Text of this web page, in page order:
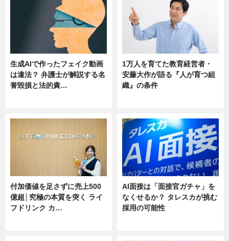
生成AIで作ったフェイク動画
は違法？ 弁護士が解説する名
誉毀損と法的責…
1万人を育てた教育経営者・
安藤大作が語る『人が育つ組
織』の条件
付加価値を足さずに売上500
億超│究極の本質を突く ライ
フドリンク カ…
AI面接は「面接官ガチャ」を
なくせるか？ タレスカが挑む
採用の可能性